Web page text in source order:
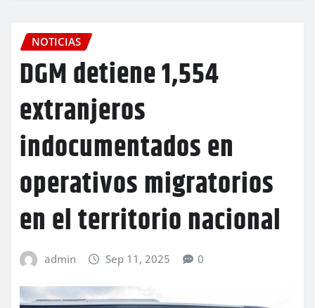
NOTICIAS
DGM detiene 1,554
extranjeros
indocumentados en
operativos migratorios
en el territorio nacional
admin Sep 11, 2025 0